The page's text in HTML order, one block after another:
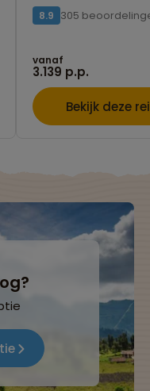
8.9 305
vanaf
3.139 p.p.
Bekijk deze